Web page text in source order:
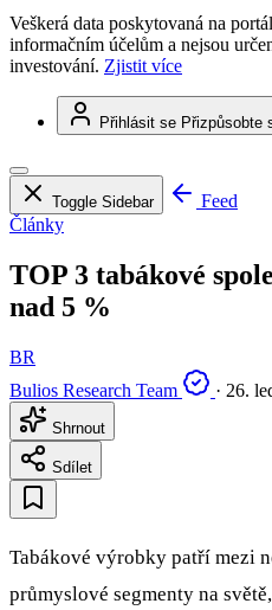
Veškerá data poskytovaná na
informačním účelům a nejsou
investování. Zjistit více
Přihlásit se Přizpůsobte
Toggle Sidebar
Feed
Články
TOP 3 tabákové
nad 5 %
BR
Bulios Research Team
· 26.
Shrnout
Sdílet
Tabákové výrobky patří mezi
průmyslové segmenty na